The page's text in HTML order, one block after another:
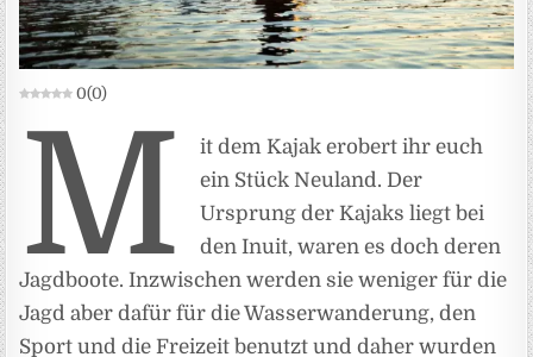
0(0)
M
it dem Kajak erobert ihr euch
ein Stück Neuland. Der
Ursprung der Kajaks liegt bei
den Inuit, waren es doch deren
Jagdboote. Inzwischen werden sie weniger für die
Jagd aber dafür für die Wasserwanderung, den
Sport und die Freizeit benutzt und daher wurden